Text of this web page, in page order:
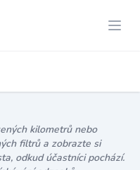
kilometrů nebo
filtrů a zobrazte si
odkud účastníci pochází.